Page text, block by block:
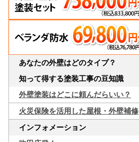
あなたの外壁はどのタイプ？
知って得する塗装工事の豆知識
外壁塗装はどこに頼んだらいい？
火災保険を活用した屋根・外壁補修
インフォメーション